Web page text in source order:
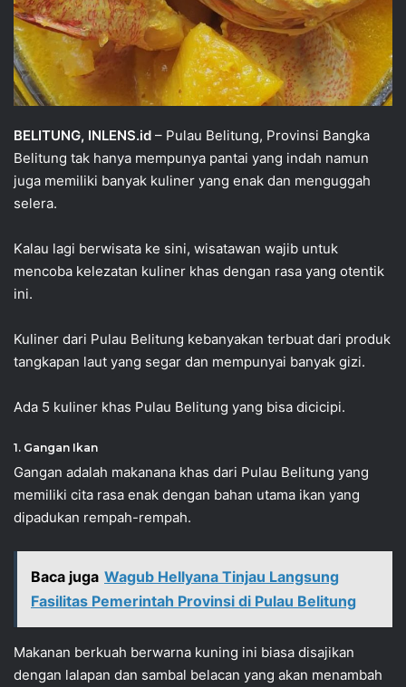
BELITUNG, INLENS.id – Pulau Belitung, Provinsi Bangka
Belitung tak hanya mempunya pantai yang indah namun
juga memiliki banyak kuliner yang enak dan menguggah
selera.
Kalau lagi berwisata ke sini, wisatawan wajib untuk
mencoba kelezatan kuliner khas dengan rasa yang otentik
ini.
Kuliner dari Pulau Belitung kebanyakan terbuat dari produk
tangkapan laut yang segar dan mempunyai banyak gizi.
Ada 5 kuliner khas Pulau Belitung yang bisa dicicipi.
1. Gangan Ikan
Gangan adalah makanana khas dari Pulau Belitung yang
memiliki cita rasa enak dengan bahan utama ikan yang
dipadukan rempah-rempah.
Baca juga Wagub Hellyana Tinjau Langsung
Fasilitas Pemerintah Provinsi di Pulau Belitung
Makanan berkuah berwarna kuning ini biasa disajikan
dengan lalapan dan sambal belacan yang akan menambah